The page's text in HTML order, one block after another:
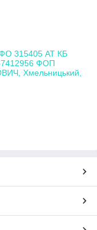
315405 АТ КБ
ФОП
Хмельницький,